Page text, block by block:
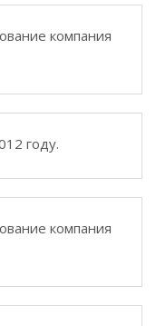
компания
году.
компания